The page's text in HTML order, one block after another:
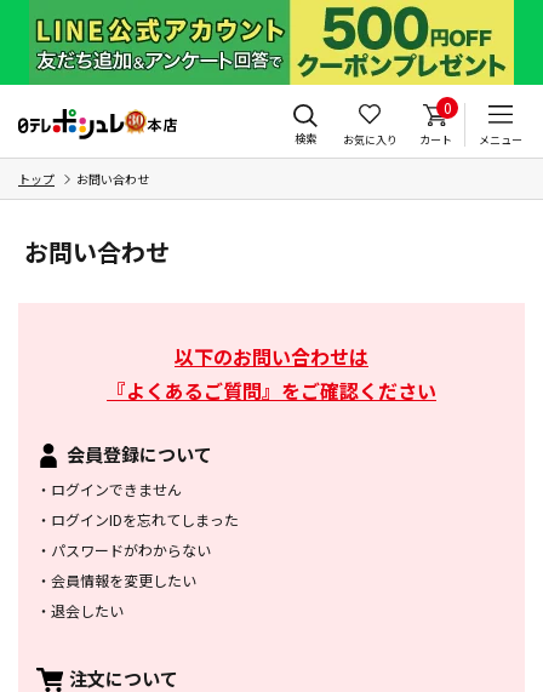
検索 お気に入り
0
カート メニュー
トップ お問い合わせ
お問い合わせ
以下のお問い合わせは
『よくあるご質問』をご確認ください
会員登録について
・ ログインできません
・ ログインIDを忘れてしまった
・ パスワードがわからない
・ 会員情報を変更したい
・ 退会したい
注文について